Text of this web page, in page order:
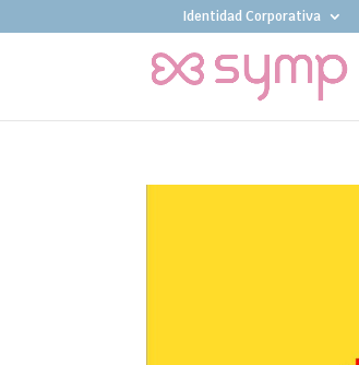
Identidad Corporativa